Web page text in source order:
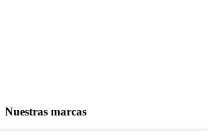
Nuestras marcas